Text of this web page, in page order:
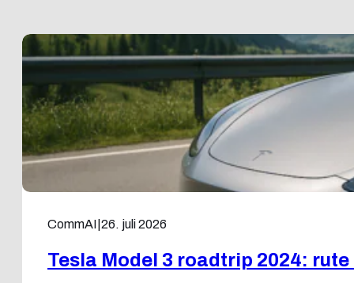
CommAI 26. juli 2026
Tesla Model 3 roadtrip 2024: